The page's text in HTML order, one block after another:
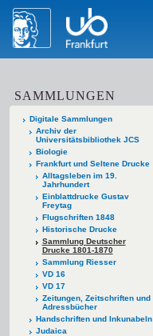
SAMMLUNGEN
Digitale Sammlungen
Archiv der
Universitätsbibliothek JCS
Biologie
Frankfurt und Seltene Drucke
Alltagsleben im 19.
Jahrhundert
Einblattdrucke Gustav
Freytag
Flugschriften 1848
Historische Drucke
Sammlung Deutscher
Drucke 1801-1870
Sammlung Riesser
VD 16
VD 17
Zeitungen, Zeitschriften und
Adressbücher
Handschriften und Inkunabeln
Judaica